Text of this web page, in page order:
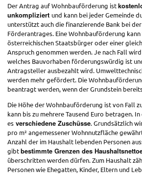
Der Antrag auf Wohnbauförderung ist
unkompliziert und kann bei jeder Gemeinde
unterstützt auch die finanzierende Bank bei
Förderantrages. Eine Wohnbauförderung
österreichischen Staatsbürger oder einer
Anspruch genommen werden. Je nach Fall
welches Bauvorhaben förderungswürdig ist
Antragsteller ausbezahlt wird.
werden mehr gefördert. Die
beantragt werden, wenn der Grundstein
Die Höhe der Wohnbauförderung ist von Fall
kann bis zu mehrere Tausend Euro betragen.
es verschiedene Zuschüsse. Grundsätzlich
pro m² angemessener Wohnnutzfläche
Anzahl der im Haushalt lebenden Personen
gibtbestimmte Grenzen des
überschritten werden dürfen. Zum Haushalt
Personen wie Ehegatten, Kinder, Eltern und